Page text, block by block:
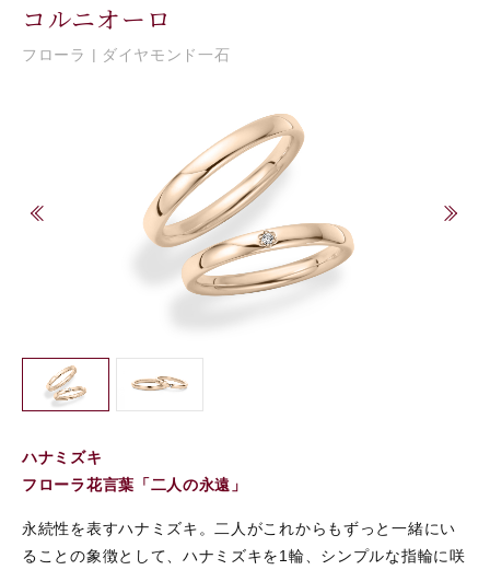
コルニオーロ
フローラ | ダイヤモンド一石
ハナミズキ
フローラ花言葉「二人の永遠」
永続性を表すハナミズキ。二人がこれからもずっと一緒にい
ることの象徴として、ハナミズキを1輪、シンプルな指輪に咲